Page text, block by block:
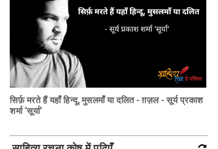
सिर्फ़ मरते हैं यहाँ हिन्दू, मुसलमाँ या दलित - ग़ज़ल - सूर्य प्रकाश
शर्मा 'सूर्या'